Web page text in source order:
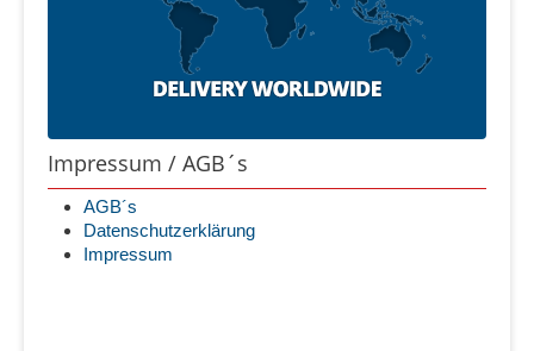
Impressum / AGB´s
AGB´s
Datenschutzerklärung
Impressum